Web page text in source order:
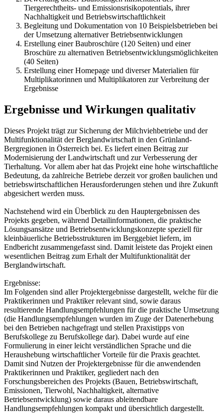
Tiergerechtheits- und Emissionsrisikopotentials, ihrer
Nachhaltigkeit und Betriebswirtschaftlichkeit
Begleitung und Dokumentation von 10 Beispielsbetrieben bei
der Umsetzung alternativer Betriebsentwicklungen
Erstellung einer Baubroschüre (120 Seiten) und einer
Broschüre zu alternativen Betriebsentwicklungsmöglichkeiten
(40 Seiten)
Erstellung einer Homepage und diverser Materialien für
Multiplikatorinnen und Multiplikatoren zur Verbreitung der
Ergebnisse
Ergebnisse und Wirkungen qualitativ
Dieses Projekt trägt zur Sicherung der Milchviehbetriebe und der
Multifunktionalität der Berglandwirtschaft in den Grünland-
Bergregionen in Österreich bei. Es liefert einen Beitrag zur
Modernisierung der Landwirtschaft und zur Verbesserung der
Tierhaltung. Vor allem aber hat das Projekt eine hohe wirtschaftliche
Bedeutung, da zahlreiche Betriebe derzeit vor großen baulichen und
betriebswirtschaftlichen Herausforderungen stehen und ihre Zukunft
abgesichert werden muss.
Nachstehend wird ein Überblick zu den Hauptergebnissen des
Projekts gegeben, während Detailinformationen, die praktische
Lösungsansätze und Betriebsentwicklungskonzepte speziell für
kleinbäuerliche Betriebsstrukturen im Berggebiet liefern, im
Endbericht zusammengefasst sind. Damit leistete das Projekt einen
wesentlichen Beitrag zum Erhalt der Multifunktionalität der
Berglandwirtschaft.
Ergebnisse:
Im Folgenden sind aller Projektergebnisse dargestellt, welche für die
Praktikerinnen und Praktiker relevant sind, sowie daraus
resultierende Handlungsempfehlungen für die praktische Umsetzung
(die Handlungsempfehlungen wurden im Zuge der Datenerhebung
bei den Betrieben nachgefragt und stellen Praxistipps von
Berufskollege zu Berufskollege dar). Dabei wurde auf eine
Formulierung in einer leicht verständlichen Sprache und die
Heraushebung wirtschaftlicher Vorteile für die Praxis geachtet.
Damit sind Nutzen der Projektergebnisse für die anwendenden
Praktikerinnen und Praktiker, gegliedert nach den
Forschungsbereichen des Projekts (Bauen, Betriebswirtschaft,
Emissionen, Tierwohl, Nachhaltigkeit, alternative
Betriebsentwicklung) sowie daraus ableitendbare
Handlungsempfehlungen kompakt und übersichtlich dargestellt.